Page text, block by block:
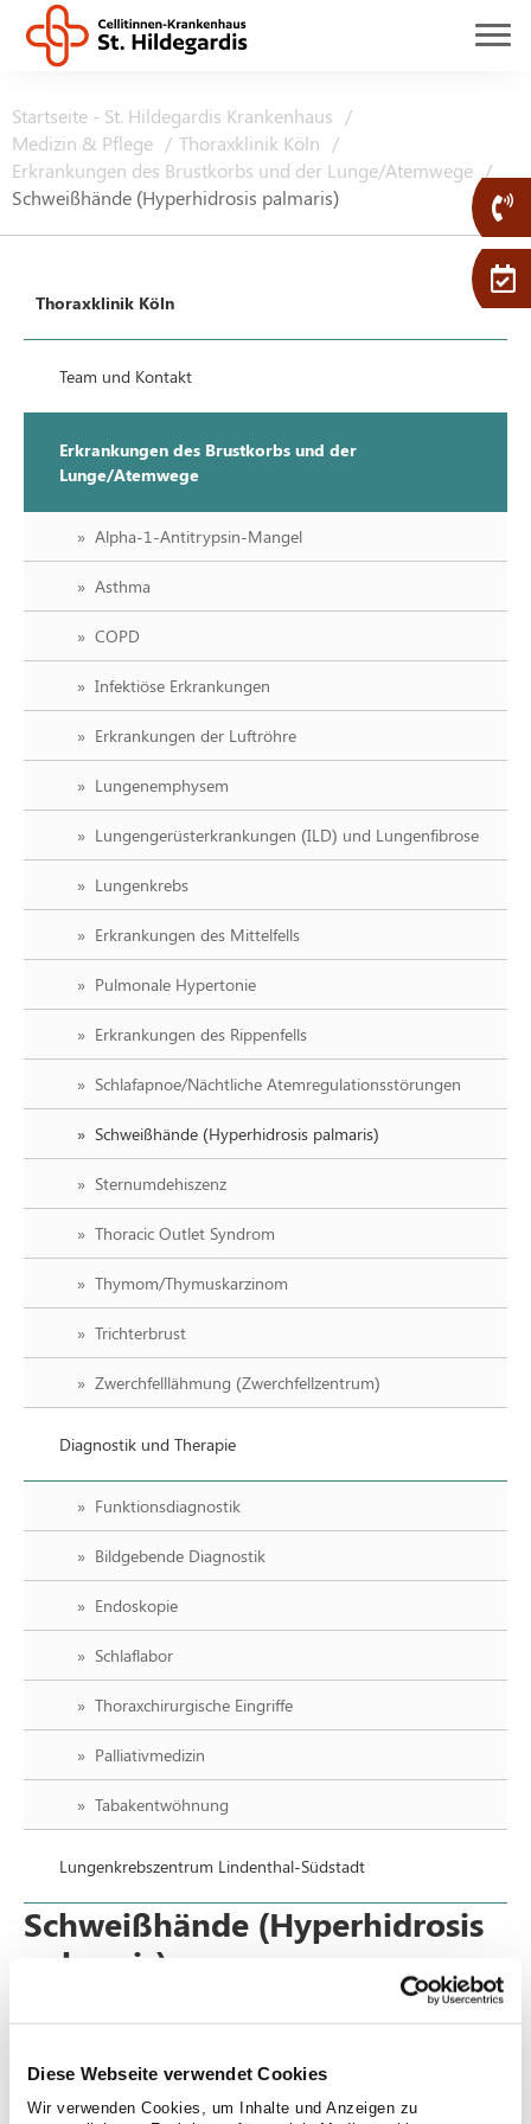
Diese Webseite verwendet Cookies
Wir verwenden Cookies, um Inhalte und Anzeigen zu
Startseite - St. Hildegardis Krankenhaus
Medizin & Pflege
Thoraxklinik Köln
Erkrankungen des Brustkorbs und der Lunge/Atemwege
Schweißhände (Hyperhidrosis palmaris)
Thoraxklinik Köln
Team und Kontakt
Erkrankungen des Brustkorbs und der
Lunge/Atemwege
Alpha-1-Antitrypsin-Mangel
Asthma
COPD
Infektiöse Erkrankungen
Erkrankungen der Luftröhre
Lungenemphysem
Lungengerüsterkrankungen (ILD) und Lungenfibrose
Lungenkrebs
Erkrankungen des Mittelfells
Pulmonale Hypertonie
Erkrankungen des Rippenfells
Schlafapnoe/Nächtliche Atemregulationsstörungen
Schweißhände (Hyperhidrosis palmaris)
Sternumdehiszenz
Thoracic Outlet Syndrom
Thymom/Thymuskarzinom
Trichterbrust
Zwerchfelllähmung (Zwerchfellzentrum)
Diagnostik und Therapie
Funktionsdiagnostik
Bildgebende Diagnostik
Endoskopie
Schlaflabor
Thoraxchirurgische Eingriffe
Palliativmedizin
Tabakentwöhnung
Lungenkrebszentrum Lindenthal-Südstadt
Schweißhände (Hyperhidrosis
palmaris)
Schweißhände sind neben Schweißfüßen die am
(Hyperhidrose). Hyperhidrose tritt aufgrund von
hyperaktiven Schweißdrüsen zutage und ist in circa 50%